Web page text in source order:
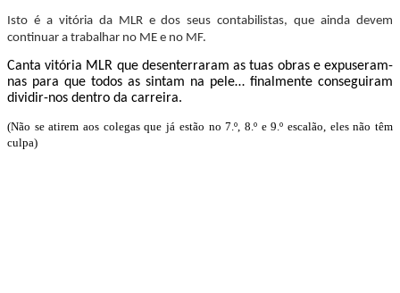
Isto é a vitória da MLR e dos seus contabilistas, que ainda devem
continuar a trabalhar no ME e no MF.
Canta vitória MLR que desenterraram as tuas obras e expuseram-
nas para que todos as sintam na pele… finalmente conseguiram
dividir-nos dentro da carreira.
(Não se atirem aos colegas que já estão no 7.º, 8.º e 9.º escalão, eles não têm
culpa)